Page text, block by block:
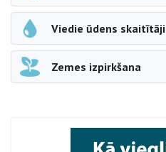
Viedie ūdens skaitītāji
Zemes izpirkšana